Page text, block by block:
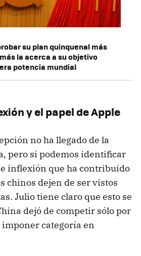
su plan quinquenal más
la acerca a su objetivo
potencia mundial
y el papel de Apple
no ha llegado de la
pero sí podemos identificar
inflexión que ha contribuido
chinos dejen de ser vistos
Julio tiene claro que esto se
dejó de competir sólo por
categoría en